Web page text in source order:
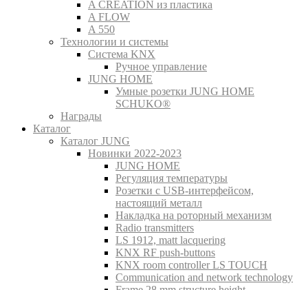
A CREATION из пластика
A FLOW
A 550
Технологии и системы
Система KNX
Ручное управление
JUNG HOME
Умные розетки JUNG HOME
SCHUKO®
Награды
Каталог
Каталог JUNG
Новинки 2022-2023
JUNG HOME
Регуляция температуры
Розетки с USB-интерфейсом,
настоящий металл
Накладка на роторный механизм
Radio transmitters
LS 1912, matt lacquering
KNX RF push-buttons
KNX room controller LS TOUCH
Communication and network technology